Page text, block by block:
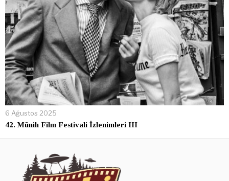
6 Ağustos 2025
42. Münih Film Festivali İzlenimleri III